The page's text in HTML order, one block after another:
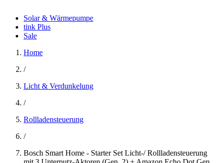
Solar & Wärmepumpe
tink Plus
Sale
Home
/
Licht & Verdunkelung
/
Rollladensteuerung
/
Bosch Smart Home - Starter Set Licht-/ Rollladensteuerung